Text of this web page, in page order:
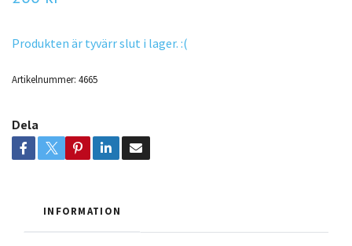
Produkten är tyvärr slut i lager. :(
Artikelnummer: 4665
Dela
INFORMATION